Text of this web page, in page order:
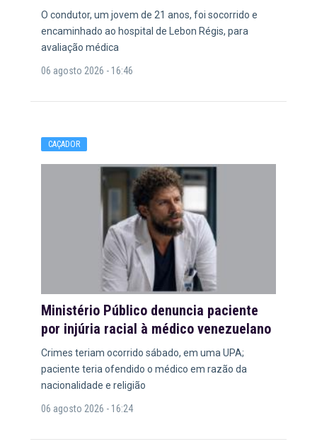
O condutor, um jovem de 21 anos, foi socorrido e
encaminhado ao hospital de Lebon Régis, para
avaliação médica
06 agosto 2026 - 16:46
CAÇADOR
Ministério Público denuncia paciente
por injúria racial à médico venezuelano
Crimes teriam ocorrido sábado, em uma UPA;
paciente teria ofendido o médico em razão da
nacionalidade e religião
06 agosto 2026 - 16:24